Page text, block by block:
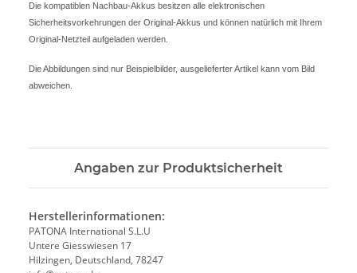
Die kompatiblen Nachbau-Akkus besitzen alle elektronischen
Sicherheitsvorkehrungen der Original-Akkus und können natürlich mit Ihrem
Original-Netzteil aufgeladen werden.
Die Abbildungen sind nur Beispielbilder, ausgelieferter Artikel kann vom Bild
abweichen.
Angaben zur Produktsicherheit
Herstellerinformationen:
PATONA International S.L.U
Untere Giesswiesen 17
Hilzingen, Deutschland, 78247